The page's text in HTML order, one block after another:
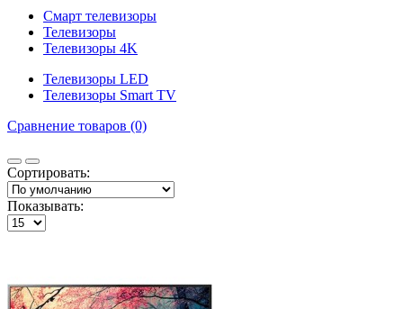
Смарт телевизоры
Телевизоры
Телевизоры 4K
Телевизоры LED
Телевизоры Smart TV
Сравнение товаров (0)
Сортировать:
Показывать: